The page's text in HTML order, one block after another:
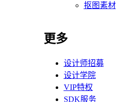
抠图素材
更多
设计师招募
设计学院
VIP特权
SDK服务